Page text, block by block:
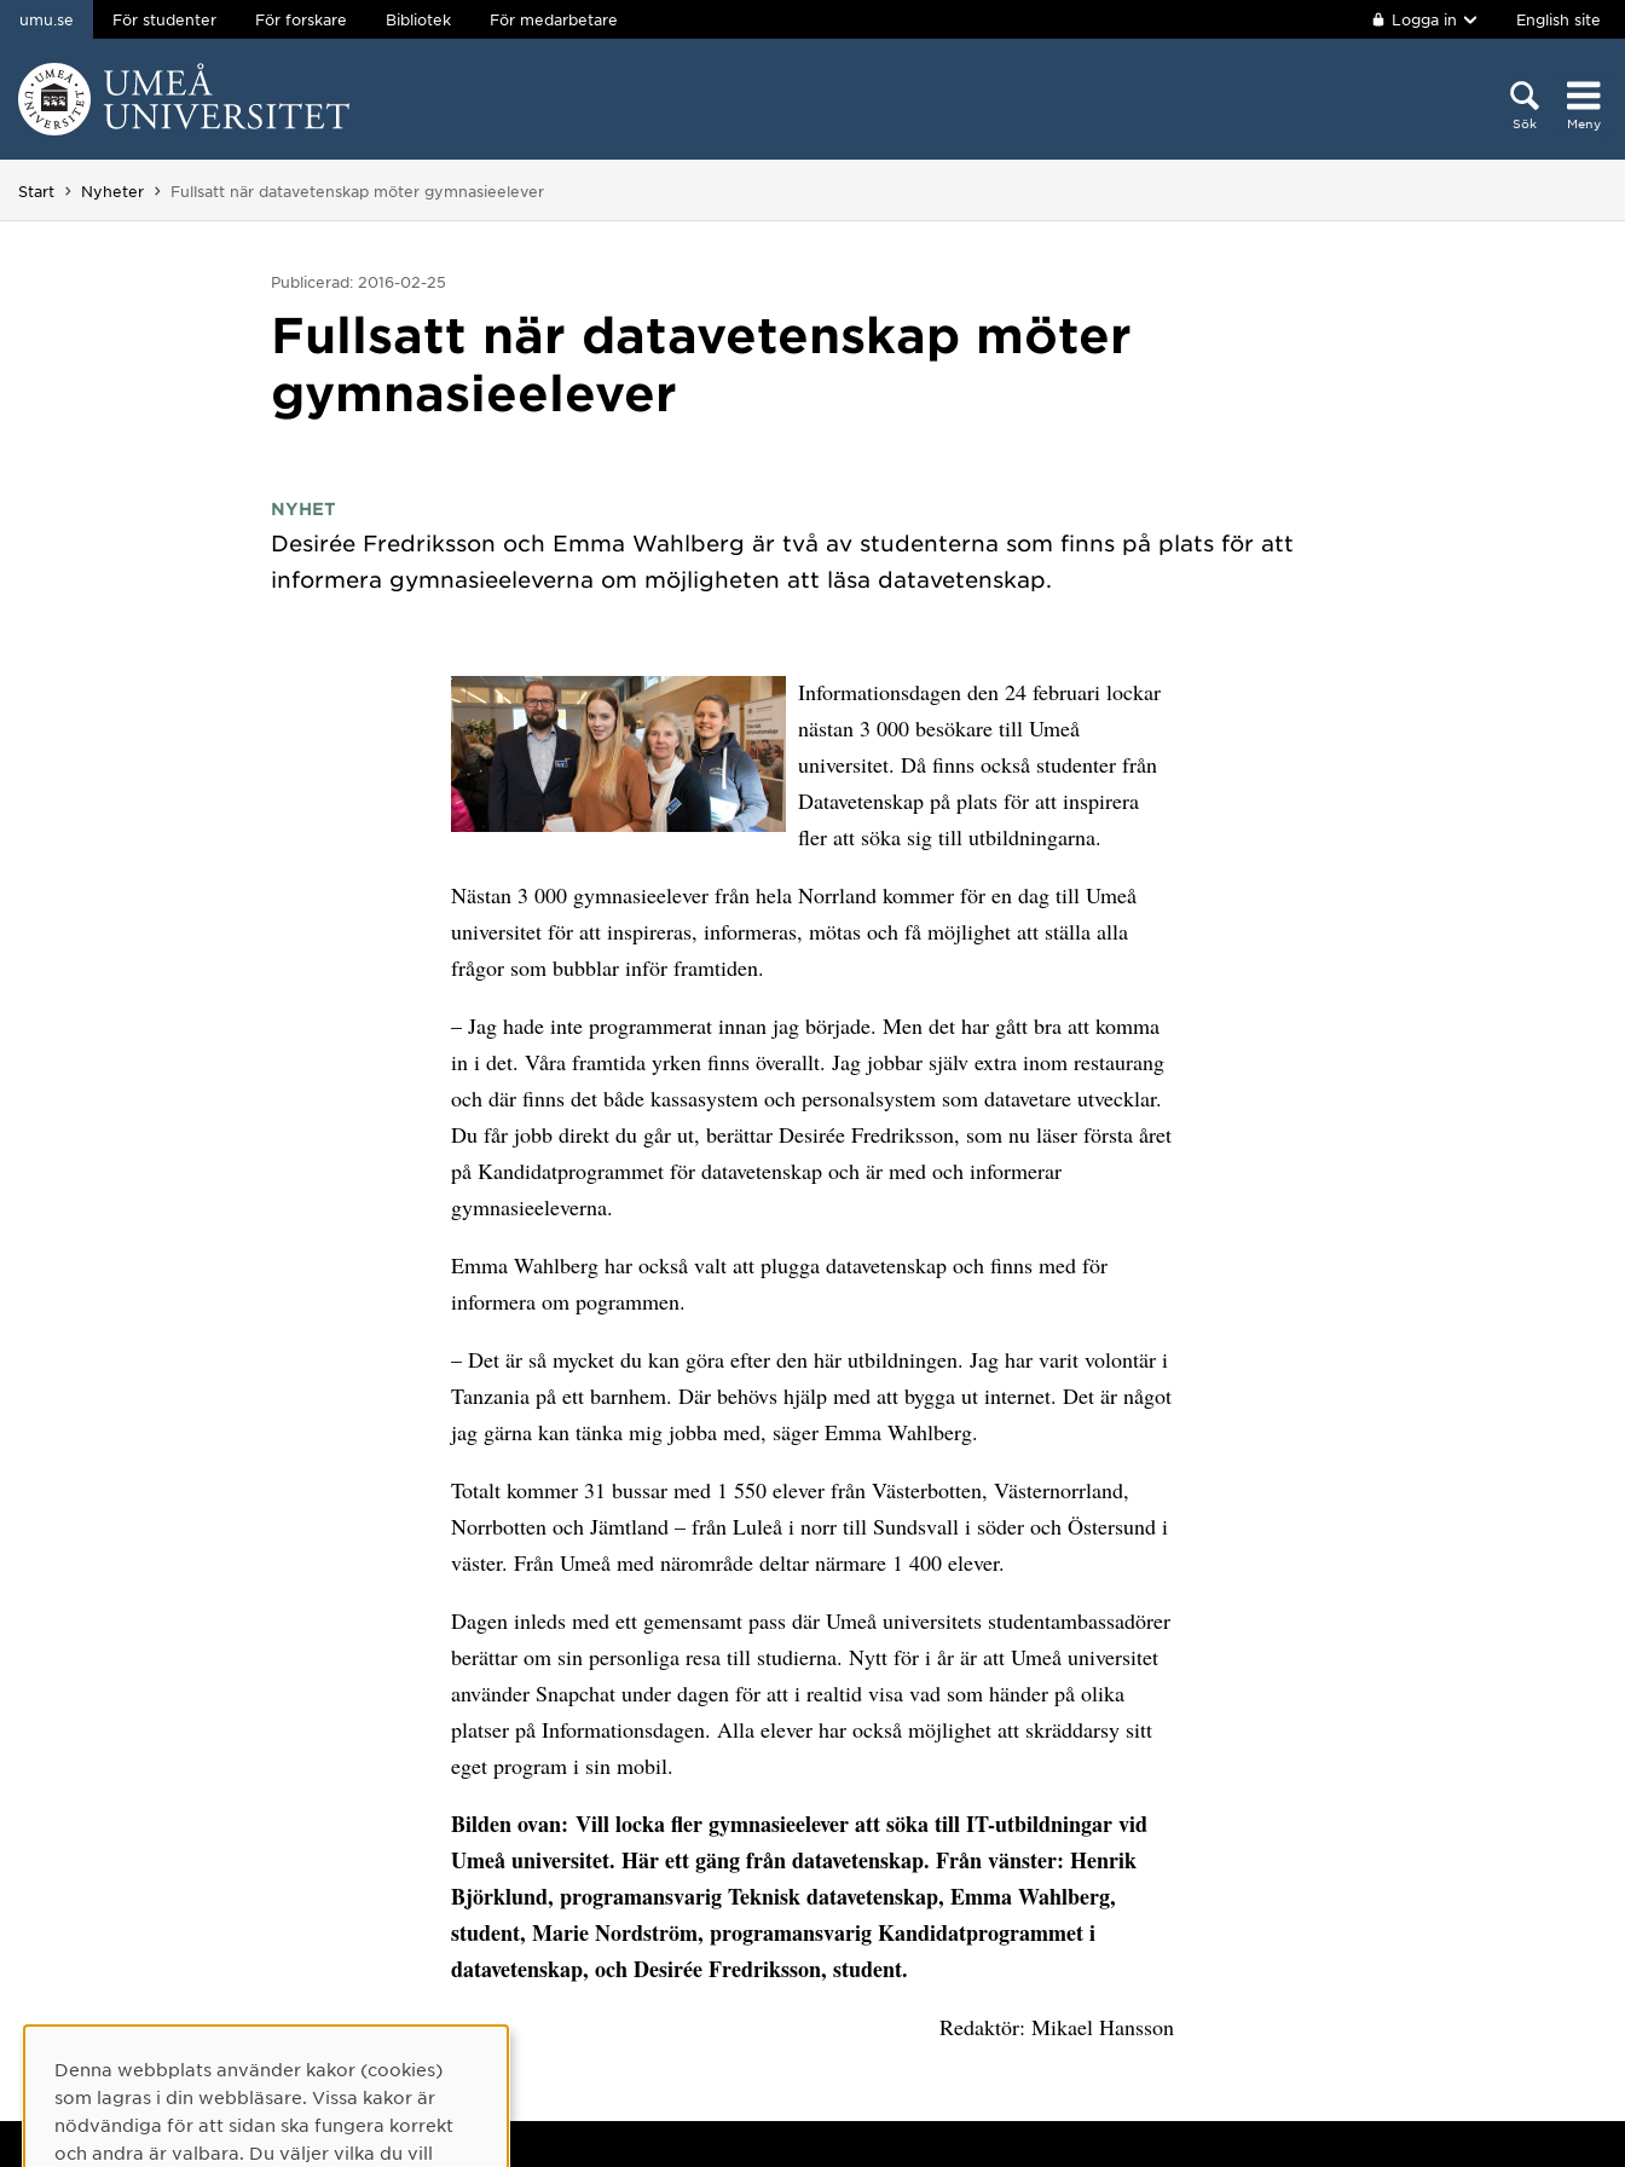
Hoppa direkt till innehållet
umu.se För studenter För forskare Bibliotek För medarbetare Logga in English site
Sök Meny
Start Nyheter Du är här:
Fullsatt när datavetenskap möter gymnasieelever
Publicerad: 2016-02-25
Fullsatt när datavetenskap möter
gymnasieelever
NYHET
Desirée Fredriksson och Emma Wahlberg är två av studenterna som finns på plats för att
Informationsdagen den 24 februari lockar
nästan 3 000 besökare till Umeå
universitet. Då finns också studenter från
Datavetenskap på plats för att inspirera
fler att söka sig till utbildningarna.
Nästan 3 000 gymnasieelever från hela Norrland kommer för en dag till Umeå
universitet för att inspireras, informeras, mötas och få möjlighet att ställa alla
frågor som bubblar inför framtiden.
– Jag hade inte programmerat innan jag började. Men det har gått bra att komma
in i det. Våra framtida yrken finns överallt. Jag jobbar själv extra inom restaurang
och där finns det både kassasystem och personalsystem som datavetare utvecklar.
Du får jobb direkt du går ut, berättar Desirée Fredriksson, som nu läser första året
på Kandidatprogrammet för datavetenskap och är med och informerar
gymnasieeleverna.
Emma Wahlberg har också valt att plugga datavetenskap och finns med för
informera om pogrammen.
– Det är så mycket du kan göra efter den här utbildningen. Jag har varit volontär i
Tanzania på ett barnhem. Där behövs hjälp med att bygga ut internet. Det är något
jag gärna kan tänka mig jobba med, säger Emma Wahlberg.
Totalt kommer 31 bussar med 1 550 elever från Västerbotten, Västernorrland,
Norrbotten och Jämtland – från Luleå i norr till Sundsvall i söder och Östersund i
väster. Från Umeå med närområde deltar närmare 1 400 elever.
Dagen inleds med ett gemensamt pass där Umeå universitets studentambassadörer
berättar om sin personliga resa till studierna. Nytt för i år är att Umeå universitet
använder Snapchat under dagen för att i realtid visa vad som händer på olika
platser på Informationsdagen. Alla elever har också möjlighet att skräddarsy sitt
eget program i sin mobil.
Bilden ovan: Vill locka fler gymnasieelever att söka till IT-utbildningar vid
Umeå universitet. Här ett gäng från datavetenskap. Från vänster: Henrik
Björklund, programansvarig Teknisk datavetenskap, Emma Wahlberg,
student, Marie Nordström, programansvarig Kandidatprogrammet i
datavetenskap, och Desirée Fredriksson, student.
Redaktör: Mikael Hansson
Cookie-samtycke
Denna webbplats använder kakor (cookies)
som lagras i din webbläsare. Vissa kakor är
nödvändiga för att sidan ska fungera korrekt
och andra är valbara. Du väljer vilka du vill